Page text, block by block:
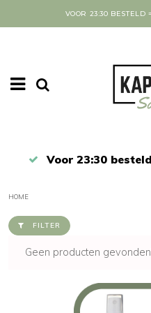
VOOR 23:30 BESTELD
Afrekenen in
HOME
FILTER
Geen producten